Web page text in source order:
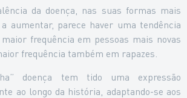
da doença, nas suas formas mais
aumentar, parece haver uma tendência
frequência em pessoas mais novas
frequência também em rapazes.
doença tem tido uma expressão
ao longo da história, adaptando-se aos